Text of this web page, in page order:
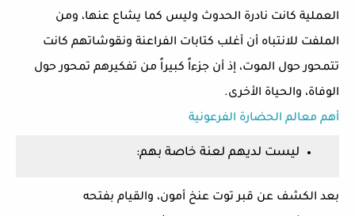
العملية كانت نادرة الحدوث وليس كما يشاع عنها، ومن
الملفت للانتباه أن أغلب كتابات الفراعنة ونقوشاتهم كانت
تتمحور حول الموت، إذ أن جزءاً كبيراً من تفكيرهم تمحور حول
الوفاة، والحياة الأخرى.
أهم معالم الحضارة الفرعونية
ليست لديهم لعنة خاصة بهم:
بعد الكشف عن قبر توت عنخ أمون، والقيام بفتحه